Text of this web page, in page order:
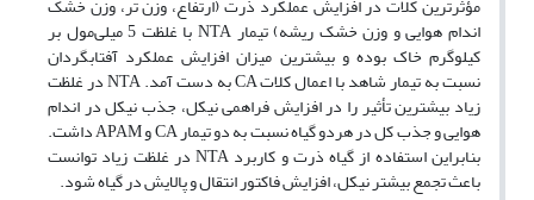
مؤثرترین کلات در افزایش عملکرد ذرت (ارتفاع، وزن تر، وزن خشک
اندام هوایی و وزن خشک ریشه) تیمار NTA با غلظت 5 میلی‌مول بر
کیلوگرم خاک بوده و بیشترین میزان افزایش عملکرد آفتابگردان
نسبت به تیمار شاهد با اعمال کلات CA به دست آمد. NTA در غلظت‌
زیاد بیشترین تأثیر را در افزایش فراهمی نیکل، جذب نیکل در اندام
هوایی و جذب کل در هردو گیاه نسبت به دو تیمار CA و APAM داشت.
بنابراین استفاده از گیاه ذرت و کاربرد NTA در غلظت زیاد توانست
باعث تجمع بیشتر نیکل، افزایش فاکتور انتقال و پالایش در گیاه شود.